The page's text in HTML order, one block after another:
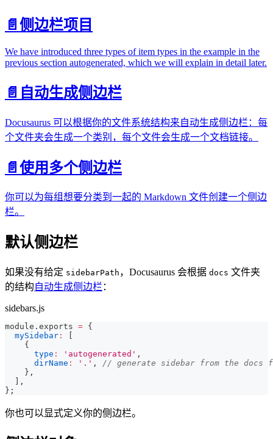
📄️ 侧边栏项目
We have introduced three types of item types in the example in the
previous section autogenerated, which we will explain in detail later.
📄️ 自动生成侧边栏
Docusaurus 可以根据你的文件系统结构来自动生成侧边栏：每
个文件夹会生成一个类别，每个文件会生成一个文档链接。
📄️ 使用多个侧边栏
你可以为每组想要分类到一起的 Markdown 文件创建一个侧边
栏。
默认侧边栏
如果没有给定 sidebarPath ，Docusaurus 会根据 docs 文件夹
的结构自动生成侧边栏 ：
sidebars.js
module . exports = {
mySidebar :
{
type : 'autogenerated' ,
dirName : '.' ,
// generate sidebar from the docs
} ,
,
} ;
你也可以显式定义你的侧边栏。